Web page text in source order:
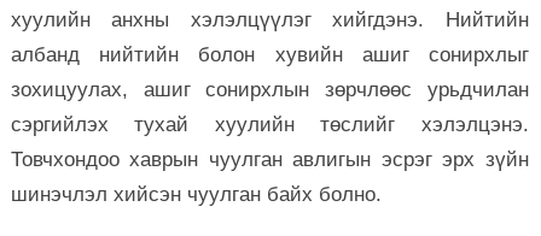
хуулийн анхны хэлэлцүүлэг хийгдэнэ. Нийтийн
албанд нийтийн болон хувийн ашиг сонирхлыг
зохицуулах, ашиг сонирхлын зөрчлөөс урьдчилан
сэргийлэх тухай хуулийн төслийг хэлэлцэнэ.
Товчхондоо хаврын чуулган авлигын эсрэг эрх зүйн
шинэчлэл хийсэн чуулган байх болно.